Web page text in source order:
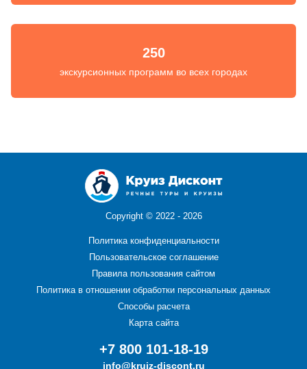
250
экскурсионных программ во всех городах
Copyright © 2022 - 2026
Политика конфиденциальности
Пользовательское соглашение
Правила пользования сайтом
Политика в отношении обработки персональных данных
Способы расчета
Карта сайта
+7 800 101-18-19
info@kruiz-discont.ru